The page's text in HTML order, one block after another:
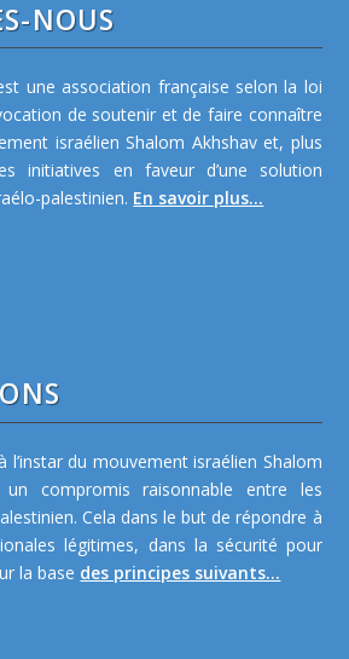
NOUS
une association française selon la loi
de soutenir et de faire connaître
israélien Shalom Akhshav et, plus
initiatives en faveur d’une solution
palestinien. En savoir plus...
l’instar du mouvement israélien Shalom
compromis raisonnable entre les
Cela dans le but de répondre à
légitimes, dans la sécurité pour
la base des principes suivants...